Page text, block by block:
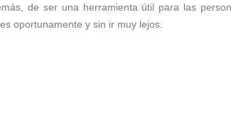
de ser una herramienta útil para las
oportunamente y sin ir muy lejos.